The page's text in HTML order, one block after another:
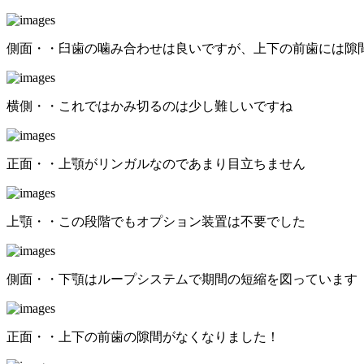
側面・・臼歯の噛み合わせは良いですが、上下の前歯には隙
横側・・これではかみ切るのは少し難しいですね
正面・・上顎がリンガルなのであまり目立ちません
上顎・・この段階でもオプション装置は不要でした
側面・・下顎はループシステムで期間の短縮を図っています
正面・・上下の前歯の隙間がなくなりました！